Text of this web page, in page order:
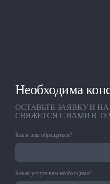
Необходима
ОСТАВЬТЕ ЗАЯВКУ И
СВЯЖЕТСЯ С ВАМИ В
Как к вам обращаться?
Какая услуга вам необходима?